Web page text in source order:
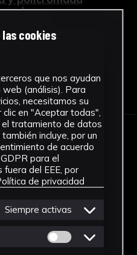
Ficha
cookies
que nos ayudan
(análisis). Para
necesitamos su
en "Aceptar todas",
tratamiento de datos
incluye, por un
de acuerdo
para el
del EEE, por
de privacidad
Siempre activas
Permitir cookies